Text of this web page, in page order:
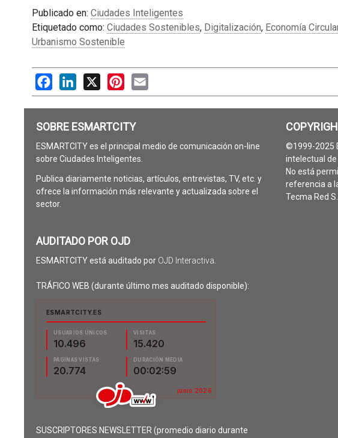
Publicado en: Ciudades Inteligentes
Etiquetado como: Ciudades Sostenibles, Digitalización, Economía
Urbanismo Sostenible
FacebookLinkedIn
X PinterestEmail
SOBRE ESMARTCITY
ESMARTCITY es el principal medio de comunicación on-line
sobre Ciudades Inteligentes.
Publica diariamente noticias, artículos, entrevistas, TV, etc. y
ofrece la información más relevante y actualizada sobre el
sector.
AUDITADO POR OJD
ESMARTCITY está auditado por OJD Interactiva
TRÁFICO WEB (durante último mes auditado disponible):
SUSCRIPTORES NEWSLETTER (promedio diario durante
©1999-2025
intelectual de
No está
referencia a
Tecma Red